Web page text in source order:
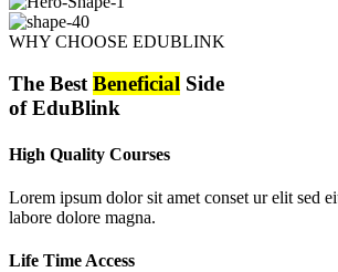
WHY CHOOSE EDUBLINK
The BestBeneficial Side
of EduBlink
High Quality Courses
Lorem ipsum dolor sit amet conset ur elit sed
labore dolore magna.
Life Time Access